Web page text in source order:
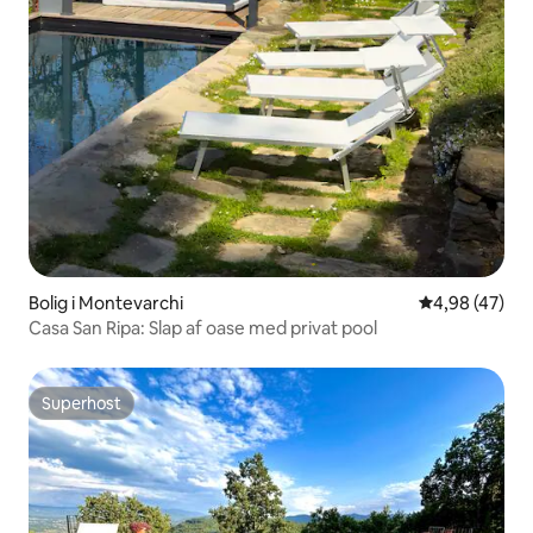
Bolig i Montevarchi 4,98 ud af 5 i
4,98 (47)
Casa San Ripa: Slap af oase med privat pool
Superhost
Superhost